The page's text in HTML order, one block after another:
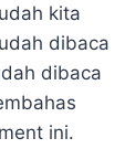
kita
dibaca
dibaca
ini.